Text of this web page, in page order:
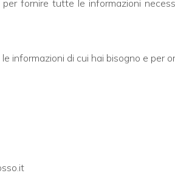
per fornire tutte le informazioni
informazioni di cui hai bisogno e per